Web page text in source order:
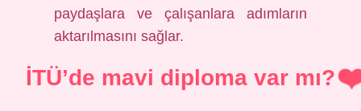
paydaşlara ve çalışanlara adımların
aktarılmasını sağlar.
İTÜ’de mavi diploma var mı?